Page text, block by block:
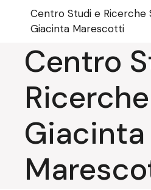
Centro Studi e Ricerche
Giacinta Marescotti
Centro
Giacinta